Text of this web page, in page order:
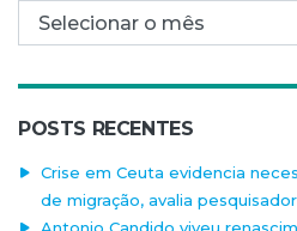
Arquivo mensal
POSTS RECENTES
Crise em Ceuta evidencia
de migração, avalia